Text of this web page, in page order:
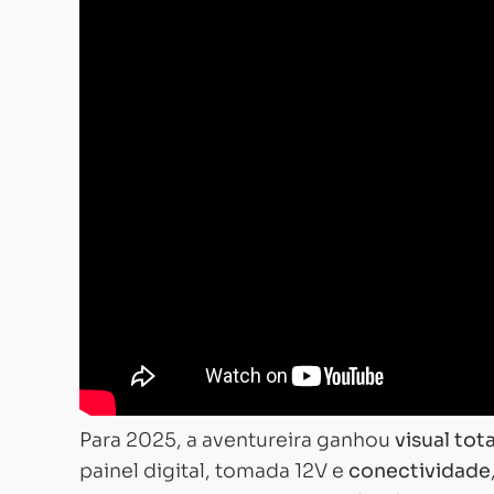
Para 2025, a aventureira ganhou visual
painel digital, tomada 12V e conectividade